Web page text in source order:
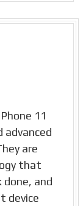
11
advanced
are
that
and
device